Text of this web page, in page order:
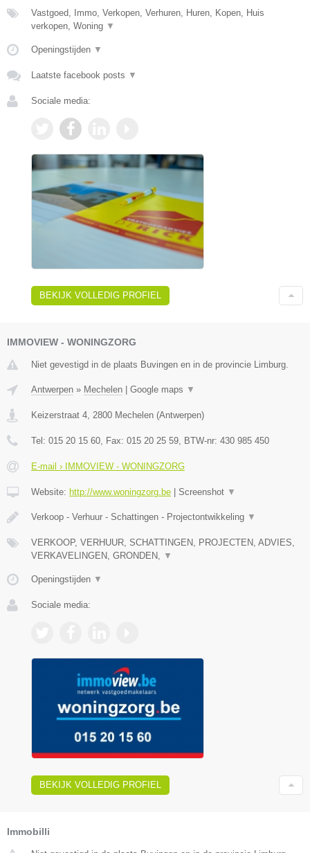
Vastgoed, Immo, Verkopen, Verhuren, Huren, Kopen, Huis
verkopen, Woning ▼
Openingstijden ▼
Laatste facebook posts ▼
Sociale media:
BEKIJK VOLLEDIG PROFIEL
IMMOVIEW - WONINGZORG
Niet gevestigd in de plaats Buvingen en in de provincie Limburg.
Antwerpen » Mechelen | Google maps ▼
Keizerstraat 4 2800 Mechelen (Antwerpen)
Tel: 015 20 15 60 , Fax: 015 20 25 59 , BTW-nr: 430 985 450
E-mail › IMMOVIEW - WONINGZORG
Website: http://www.woningzorg.be | Screenshot ▼
Verkoop - Verhuur - Schattingen - Projectontwikkeling ▼
VERKOOP, VERHUUR, SCHATTINGEN, PROJECTEN, ADVIES,
VERKAVELINGEN, GRONDEN,
▼
Openingstijden ▼
Sociale media:
BEKIJK VOLLEDIG PROFIEL
Immobilli